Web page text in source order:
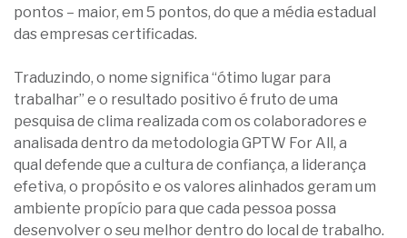
pontos – maior, em 5 pontos, do que a média estadual
das empresas certificadas.
Traduzindo, o nome significa “ótimo lugar para
trabalhar” e o resultado positivo é fruto de uma
pesquisa de clima realizada com os colaboradores e
analisada dentro da metodologia GPTW For All, a
qual defende que a cultura de confiança, a liderança
efetiva, o propósito e os valores alinhados geram um
ambiente propício para que cada pessoa possa
desenvolver o seu melhor dentro do local de trabalho.